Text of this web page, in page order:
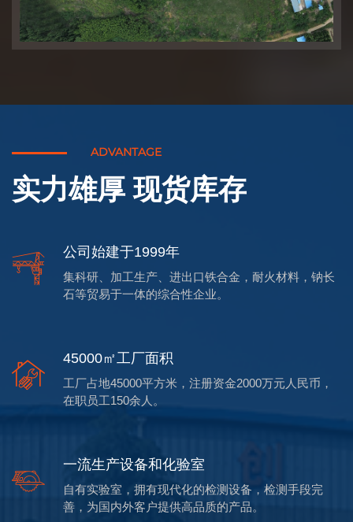
ADVANTAGE
实力雄厚 现货库存
公司始建于1999年
集科研、加工生产、进出口铁合金，耐火材料，钠长
石等贸易于一体的综合性企业。
45000㎡工厂面积
工厂占地45000平方米，注册资金2000万元人民币，
在职员工150余人。
一流生产设备和化验室
自有实验室，拥有现代化的检测设备，检测手段完
善，为国内外客户提供高品质的产品。